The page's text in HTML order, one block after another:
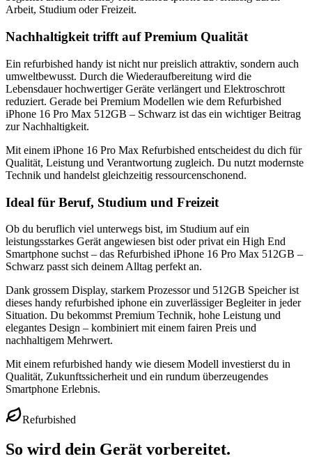
Arbeit, Studium oder Freizeit.
Nachhaltigkeit trifft auf Premium Qualität
Ein refurbished handy ist nicht nur preislich attraktiv, sondern auch
umweltbewusst. Durch die Wiederaufbereitung wird die
Lebensdauer hochwertiger Geräte verlängert und Elektroschrott
reduziert. Gerade bei Premium Modellen wie dem Refurbished
iPhone 16 Pro Max 512GB – Schwarz ist das ein wichtiger Beitrag
zur Nachhaltigkeit.
Mit einem iPhone 16 Pro Max Refurbished entscheidest du dich für
Qualität, Leistung und Verantwortung zugleich. Du nutzt modernste
Technik und handelst gleichzeitig ressourcenschonend.
Ideal für Beruf, Studium und Freizeit
Ob du beruflich viel unterwegs bist, im Studium auf ein
leistungsstarkes Gerät angewiesen bist oder privat ein High End
Smartphone suchst – das Refurbished iPhone 16 Pro Max 512GB –
Schwarz passt sich deinem Alltag perfekt an.
Dank grossem Display, starkem Prozessor und 512GB Speicher ist
dieses handy refurbished iphone ein zuverlässiger Begleiter in jeder
Situation. Du bekommst Premium Technik, hohe Leistung und
elegantes Design – kombiniert mit einem fairen Preis und
nachhaltigem Mehrwert.
Mit einem refurbished handy wie diesem Modell investierst du in
Qualität, Zukunftssicherheit und ein rundum überzeugendes
Smartphone Erlebnis.
Refurbished
So wird dein Gerät vorbereitet.